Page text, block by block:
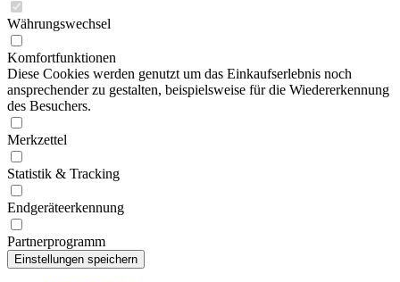
Währungswechsel
Komfortfunktionen
Diese Cookies werden genutzt um das Einkaufserlebnis noch
ansprechender zu gestalten, beispielsweise für die Wiedererkennung
des Besuchers.
Merkzettel
Statistik & Tracking
Endgeräteerkennung
Partnerprogramm